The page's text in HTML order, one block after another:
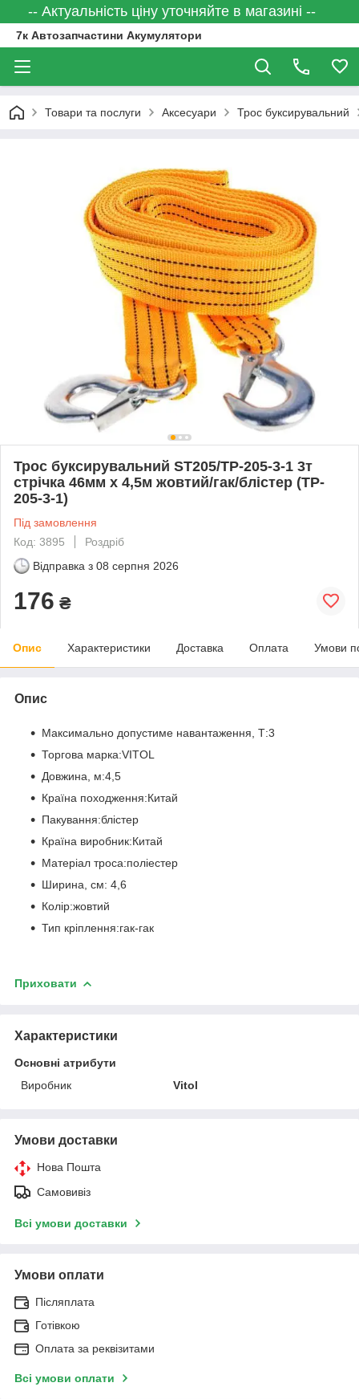
-- Актуальність ціну уточняйте в магазині --
7к Автозапчастини Акумулятори
Товари та послуги Аксесуари Трос буксирувальний
Трос буксирувальний ST205/TP-205-3-1 3т
стрічка 46мм х 4,5м жовтий/гак/блістер (TP-
205-3-1)
Під замовлення
Код: 3895
Роздріб
Відправка з 08 серпня 2026
176 ₴
Опис Характеристики Доставка Оплата Умови
Опис
Максимально допустиме навантаження, Т:3
Торгова марка:VITOL
Довжина, м:4,5
Країна походження:Китай
Пакування:блістер
Країна виробник:Китай
Матеріал троса:поліестер
Ширина, см: 4,6
Колір:жовтий
Тип кріплення:гак-гак
Приховати
Характеристики
Основні атрибути
Виробник
Vitol
Умови доставки
Нова Пошта
Самовивіз
Всі умови доставки
Умови оплати
Післяплата
Готівкою
Оплата за реквізитами
Всі умови оплати